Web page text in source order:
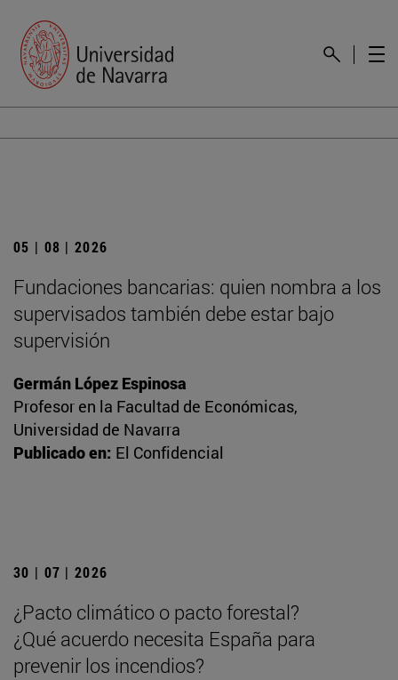
05 | 08 | 2026
Fundaciones bancarias: quien nombra a los
supervisados también debe estar bajo
supervisión
Germán López Espinosa
Profesor en la Facultad de Económicas,
Universidad de Navarra
Publicado en: El Confidencial
30 | 07 | 2026
¿Pacto climático o pacto forestal?
¿Qué acuerdo necesita España para
prevenir los incendios?